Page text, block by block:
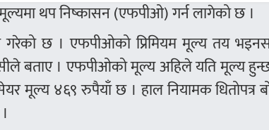
थप निष्कासन (एफपीओ) गर्न लागेको छ ।
गरेको छ । एफपीओको प्रिमियम मूल्य तय
बताए । एफपीओको मूल्य अहिले यति मूल्य
मूल्य ४६९ रुपैयाँ छ । हाल नियामक धितोपत्र